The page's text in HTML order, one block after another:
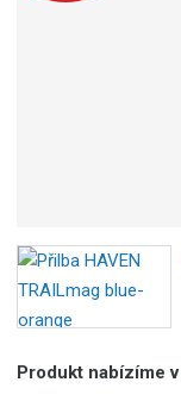
Produkt nabízíme